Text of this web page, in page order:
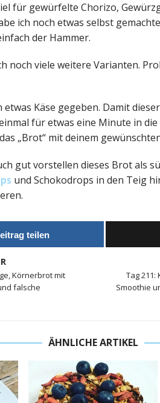
für gewürfelte Chorizo,
ich noch etwas selbst
der Hammer.
noch viele weitere Varianten.
Käse gegeben. Damit
für etwas eine Minute in
„Brot“ mit deinem
gut vorstellen dieses Brot als
und Schokodrops in den Teig
teilen
Körnerbrot mit
falsche
Tag
Smoothie
ÄHNLICHE ARTIKEL